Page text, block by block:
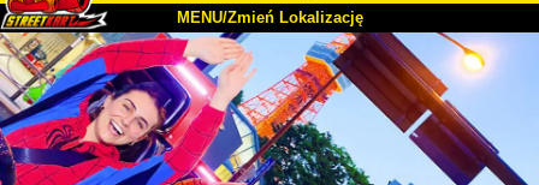
MENU/Zmień Lokalizację
O nas Specyfikacja Cena
Dojazd Opinie FAQ